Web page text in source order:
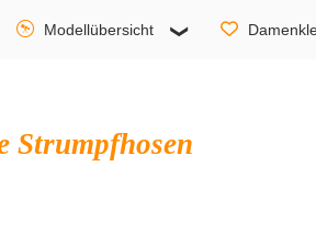
Modellübersicht
Strumpfhosen